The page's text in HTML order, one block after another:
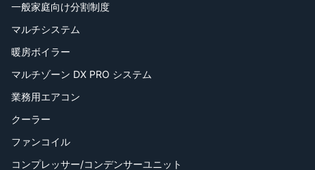
一般家庭向け分割制度
マルチシステム
暖房ボイラー
マルチゾーン DX PRO システム
業務用エアコン
クーラー
ファンコイル
コンプレッサー/コンデンサーユニット